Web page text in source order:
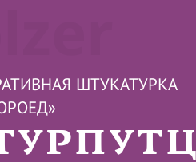
ШТУКАТУРКА